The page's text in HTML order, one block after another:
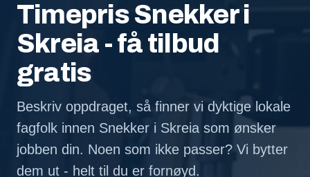
Timepris Snekker i
Skreia - få tilbud
gratis
Beskriv oppdraget, så finner vi dyktige lokale
fagfolk innen Snekker i Skreia som ønsker
jobben din. Noen som ikke passer? Vi bytter
dem ut - helt til du er fornøyd.